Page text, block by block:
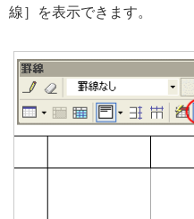
線］を表示できます。